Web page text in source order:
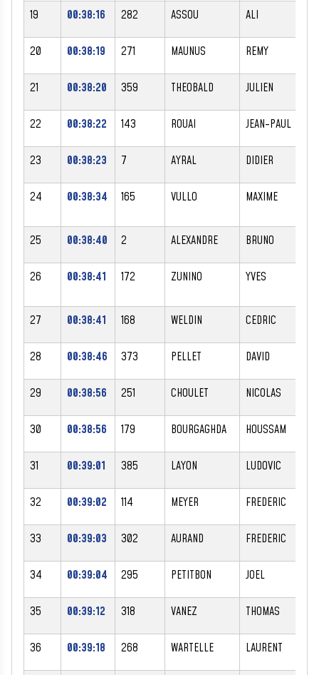
19 00:38:16 282 ASSOU ALI
20 00:38:19 271 MAUNUS REMY
21 00:38:20 359 THEOBALD JULIEN
22 00:38:22 143 ROUAI JEAN-PAUL
23 00:38:23 7 AYRAL DIDIER
24 00:38:34 165 VULLO MAXIME
25 00:38:40 2 ALEXANDRE BRUNO
26 00:38:41 172 ZUNINO YVES
27 00:38:41 168 WELDIN CEDRIC
28 00:38:46 373 PELLET DAVID
29 00:38:56 251 CHOULET NICOLAS
30 00:38:56 179 BOURGAGHDA HOUSSAM
31 00:39:01 385 LAYON LUDOVIC
32 00:39:02 114 MEYER FREDERIC
33 00:39:03 302 AURAND FREDERIC
34 00:39:04 295 PETITBON JOEL
35 00:39:12 318 VANEZ THOMAS
36 00:39:18 268 WARTELLE LAURENT